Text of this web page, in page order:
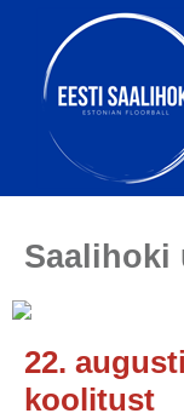
Saalihoki
22.
koolitust